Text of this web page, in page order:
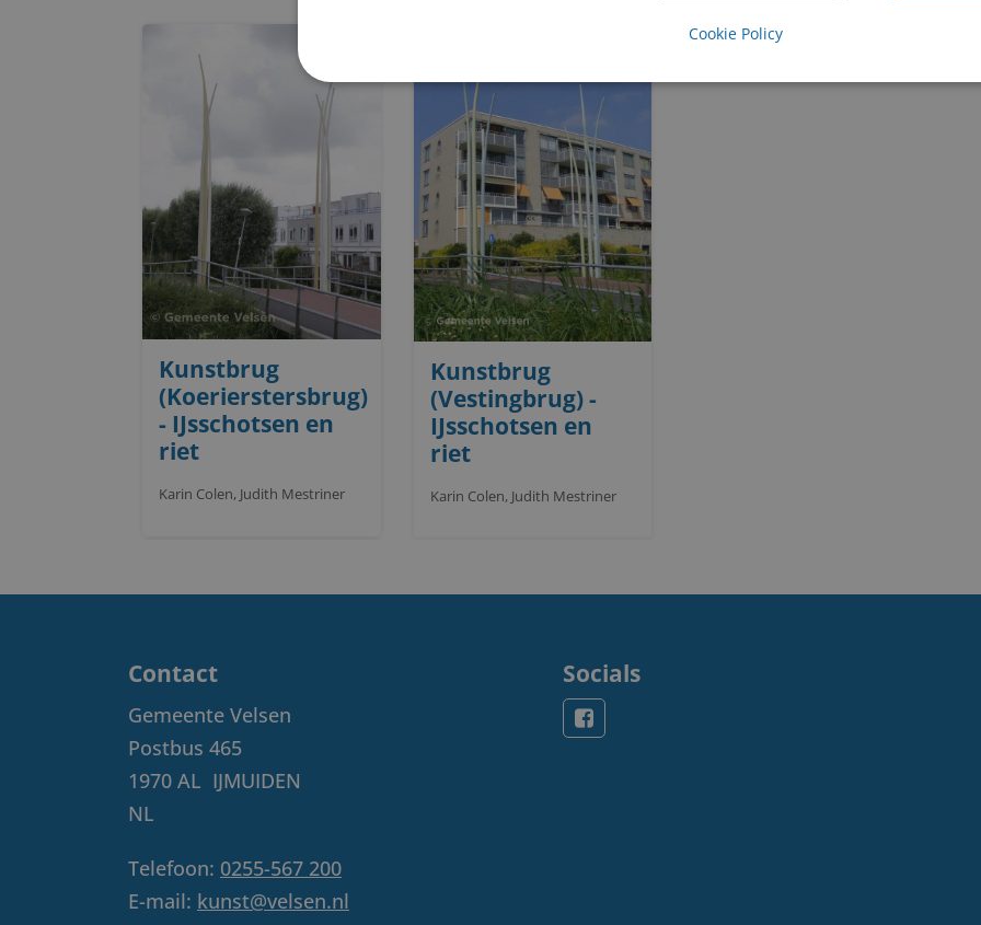
Kunstbrug
(Koerierstersbrug)
- IJsschotsen en
riet
Karin Colen, Judith Mestriner
Kunstbrug
(Vestingbrug) -
IJsschotsen en
riet
Karin Colen, Judith Mestriner
Contact
Gemeente Velsen
Postbus 465
1970 AL IJMUIDEN
NL
Telefoon: 0255-567 200
E-mail: kunst@velsen.nl
Socials
Cookie Policy